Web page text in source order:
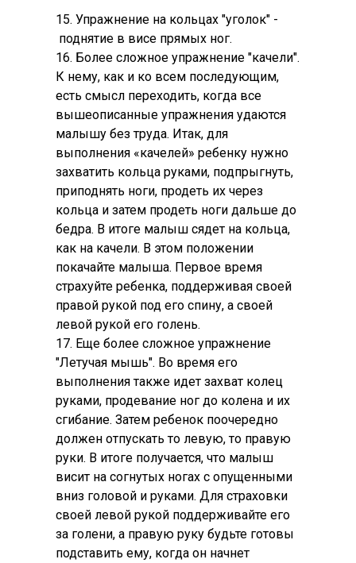
15. Упражнение на кольцах "уголок" -
поднятие в висе прямых ног.
16. Более сложное упражнение "качели".
К нему, как и ко всем последующим,
есть смысл переходить, когда все
вышеописанные упражнения удаются
малышу без труда. Итак, для
выполнения «качелей» ребенку нужно
захватить кольца руками, подпрыгнуть,
приподнять ноги, продеть их через
кольца и затем продеть ноги дальше до
бедра. В итоге малыш сядет на кольца,
как на качели. В этом положении
покачайте малыша. Первое время
страхуйте ребенка, поддерживая своей
правой рукой под его спину, а своей
левой рукой его голень.
17. Еще более сложное упражнение
"Летучая мышь". Во время его
выполнения также идет захват колец
руками, продевание ног до колена и их
сгибание. Затем ребенок поочередно
должен отпускать то левую, то правую
руки. В итоге получается, что малыш
висит на согнутых ногах с опущенными
вниз головой и руками. Для страховки
своей левой рукой поддерживайте его
за голени, а правую руку будьте готовы
подставить ему, когда он начнет